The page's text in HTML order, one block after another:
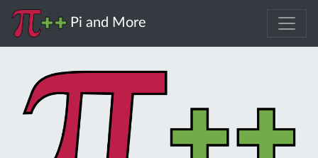
Pi and More